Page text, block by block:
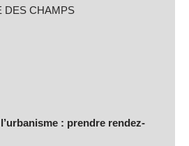
DES CHAMPS
: prendre rendez-